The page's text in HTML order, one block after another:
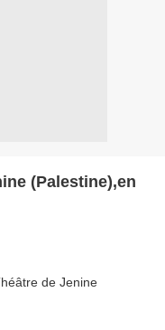
(Palestine),en